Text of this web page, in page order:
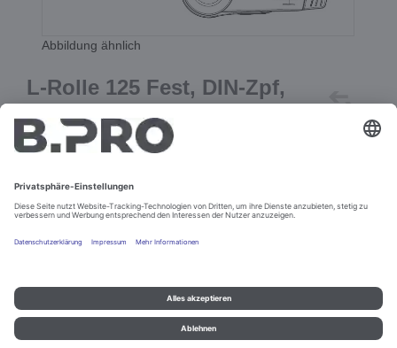
Abbildung ähnlich
L-Rolle 125 Fest, DIN-Zpf,
PA (gr), Anti
Best.-Nr. 386513
In den Warenkorb
Impressum und Datenschutz Kontakt
Rechtliche Hinweise
© B.PRO Catering Solutions 2022